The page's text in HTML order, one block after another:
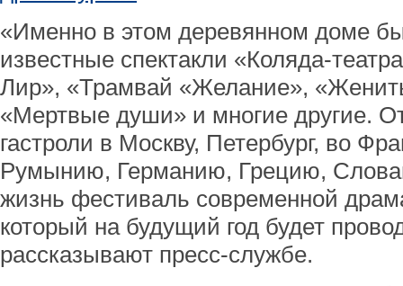
«Именно в этом деревянном доме
известные спектакли «Коляда-
Лир», «Трамвай «Желание»,
«Мертвые души» и многие другие.
гастроли в Москву, Петербург, во
Румынию, Германию, Грецию,
жизнь фестиваль современной
который на будущий год будет
рассказывают пресс-службе.